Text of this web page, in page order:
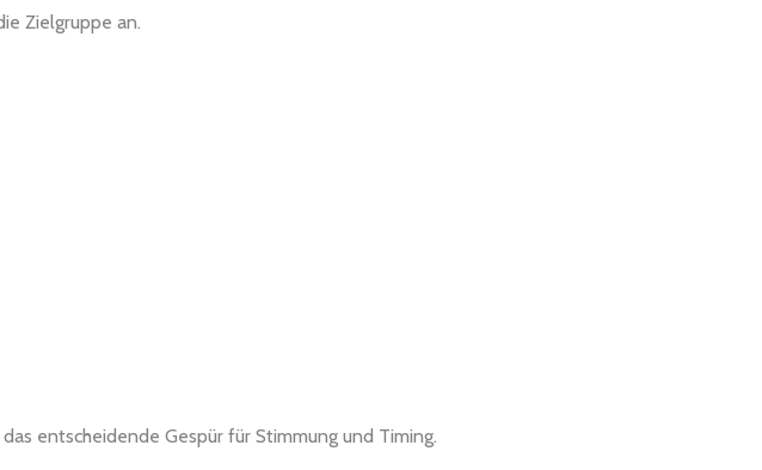
Zielgruppe an.
entscheidende Gespür für Stimmung und Timing.